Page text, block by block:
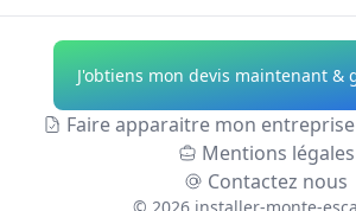
Installation Monte
Vignes
Installation Monte
Serre-les-
Escalier
Haute-
J'obtiens mon devis maintenant &
Faire apparaitre mon
Mentions légales
Contactez nous